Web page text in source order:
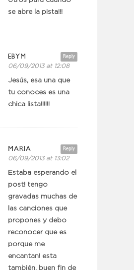
se abre la pista!!!
Reply
EBYM
06/09/2013 at 12:08
Jesús, esa una que
tu conoces es una
chica lista!!!!!!
Reply
MARIA
06/09/2013 at 13:02
Estaba esperando el
post! tengo
gravadas muchas de
las canciones que
propones y debo
reconocer que es
porque me
encantan! esta
también. buen fin de